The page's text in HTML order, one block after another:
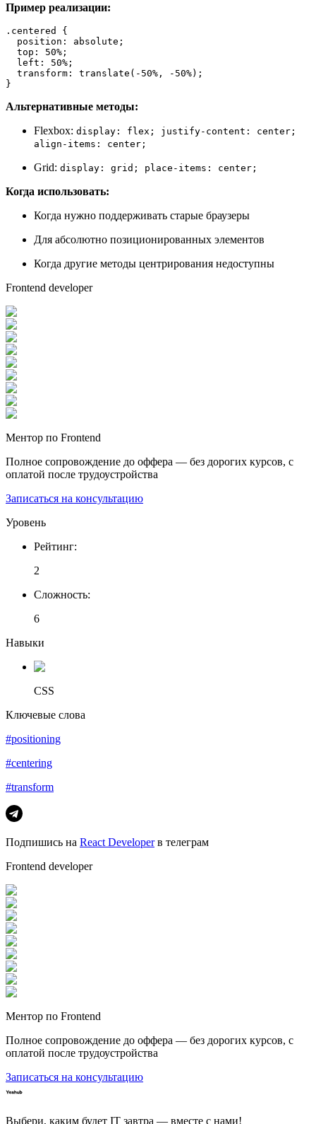
Пример реализации:
.centered
{
position : absolute;
top : 50% ;
left : 50% ;
transform : translate (- 50% , - 50%);
}
Альтернативные методы:
Flexbox: display: flex; justify-content: center;
align-items: center;
Grid: display: grid; place-items: center;
Когда использовать:
Когда нужно поддерживать старые браузеры
Для абсолютно позиционированных элементов
Когда другие методы центрирования недоступны
Frontend developer
Ментор по Frontend
Полное сопровождение до оффера — без дорогих курсов, с
оплатой после трудоустройства
Записаться на консультацию
Уровень
Рейтинг:
2
Сложность:
6
Навыки
CSS
Ключевые слова
#positioning
#centering
#transform
Подпишись на React Developerв телеграм
Frontend developer
Ментор по Frontend
Полное сопровождение до оффера — без дорогих курсов, с
оплатой после трудоустройства
Записаться на консультацию
Выбери, каким будет IT завтра — вместе c нами!